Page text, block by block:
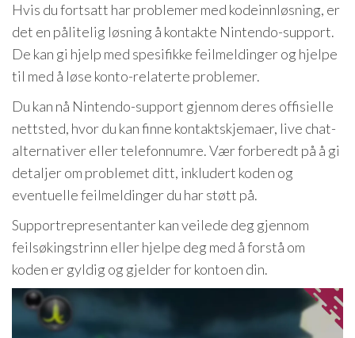
Hvis du fortsatt har problemer med kodeinnløsning, er
det en pålitelig løsning å kontakte Nintendo-support.
De kan gi hjelp med spesifikke feilmeldinger og hjelpe
til med å løse konto-relaterte problemer.
Du kan nå Nintendo-support gjennom deres offisielle
nettsted, hvor du kan finne kontaktskjemaer, live chat-
alternativer eller telefonnumre. Vær forberedt på å gi
detaljer om problemet ditt, inkludert koden og
eventuelle feilmeldinger du har støtt på.
Supportrepresentanter kan veilede deg gjennom
feilsøkingstrinn eller hjelpe deg med å forstå om
koden er gyldig og gjelder for kontoen din.